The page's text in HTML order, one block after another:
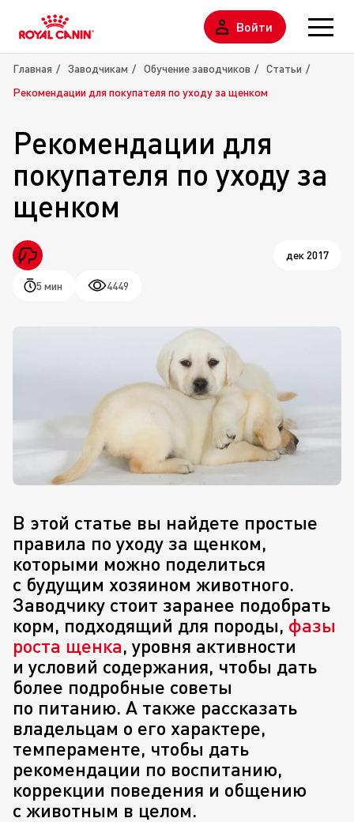
Войти
Главная Заводчикам Обучение заводчиков
Статьи
Рекомендации для покупателя по уходу за щенком
Рекомендации для
покупателя по уходу за
щенком
5 мин 4449
дек 2017
В этой статье вы найдете простые
правила по уходу за щенком,
которыми можно поделиться
с будущим хозяином животного.
Заводчику стоит заранее подобрать
корм, подходящий для породы, фазы
роста щенка, уровня активности
и условий содержания, чтобы дать
более подробные советы
по питанию. А также рассказать
владельцам о его характере,
темпераменте, чтобы дать
рекомендации по воспитанию,
коррекции поведения и общению
с животным в целом.